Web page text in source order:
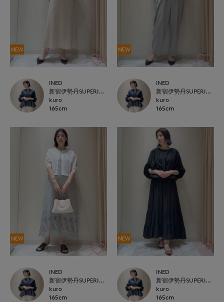
NEW
INED
新宿伊勢丹SUPERIOR CLOSET
kuro
165cm
NEW
INED
新宿伊勢丹SUPERIOR CLOSET
kuro
165cm
NEW
INED
新宿伊勢丹SUPERIOR CLOSET
kuro
165cm
NEW
INED
新宿伊勢丹SUPERIOR CLOSET
kuro
165cm